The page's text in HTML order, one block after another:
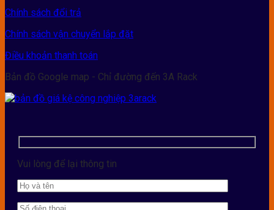
Chính sách đổi trả
Chính sách vận chuyển lắp đặt
Điều khoản thanh toán
Bản đồ Google map - Chỉ đường đến 3A Rack
Vui lòng để lại thông tin